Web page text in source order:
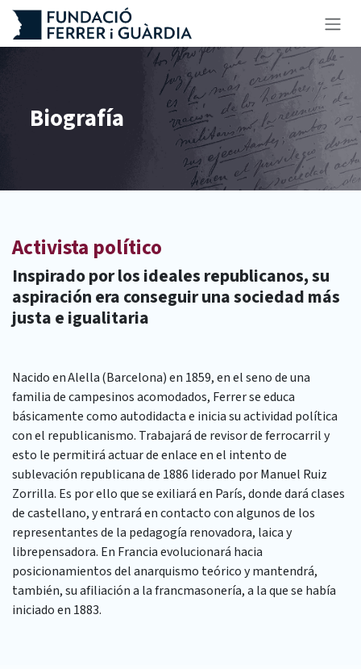
Ir al contenido
Biografía
Activista político
Inspirado por los ideales republicanos, su
aspiración era conseguir una sociedad más
justa e igualitaria
Nacido en Alella (Barcelona) en 1859, en el seno de una
familia de campesinos acomodados, Ferrer se educa
básicamente como autodidacta e inicia su actividad política
con el republicanismo. Trabajará de revisor de ferrocarril y
esto le permitirá actuar de enlace en el intento de
sublevación republicana de 1886 liderado por Manuel Ruiz
Zorrilla. Es por ello que se exiliará en París, donde dará clases
de castellano, y entrará en contacto con algunos de los
representantes de la pedagogía renovadora, laica y
librepensadora. En Francia evolucionará hacia
posicionamientos del anarquismo teórico y mantendrá,
también, su afiliación a la francmasonería, a la que se había
iniciado en 1883.